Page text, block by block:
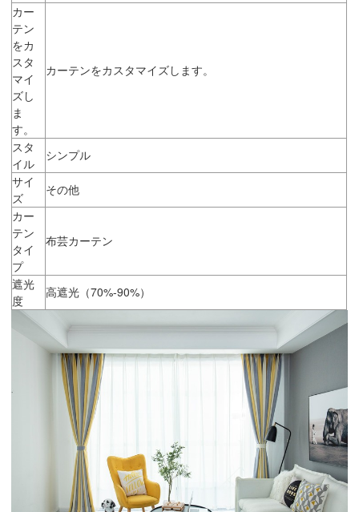
カー
テン
をカ
スタ
マイ
ズし
ま
す。
カーテンをカスタマイズします。
スタ
イル
シンプル
サイ
ズ
その他
カー
テン
タイ
プ
布芸カーテン
遮光
度
高遮光（70%-90%）